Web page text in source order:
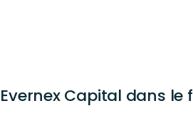
Capital dans